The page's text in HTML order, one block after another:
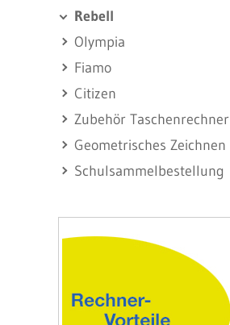
Rebell
Olympia
Fiamo
Citizen
Zubehör Taschenrechner
Geometrisches Zeichnen
Schulsammelbestellung